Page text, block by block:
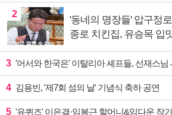
2
'동네의 명장들' 압구정
종로 치킨집, 유승목 입
3 '어서와 한국은' 이탈리아 셰프들, 선재스님→
4 김용빈, '제7회 섬의 날' 기념식 축하 공연
5 '유퀴즈' 이은결·임봉근 할머니&임다운 작가·이승철